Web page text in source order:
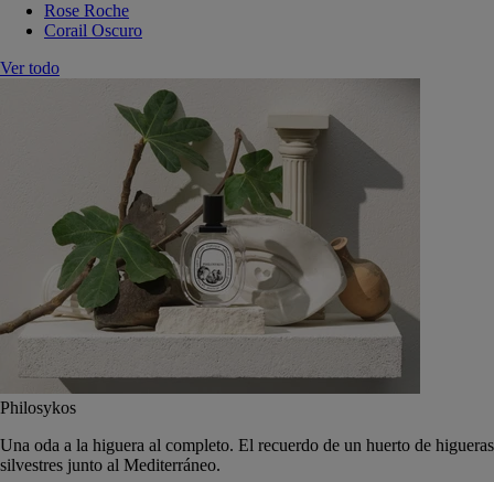
Rose Roche
Corail Oscuro
Ver todo
Philosykos
Una oda a la higuera al completo. El recuerdo de un huerto de higueras
silvestres junto al Mediterráneo.